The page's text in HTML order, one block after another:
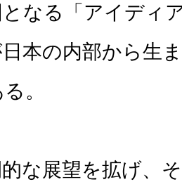
なる「アイディ
本の内部から生
。
な展望を拡げ、